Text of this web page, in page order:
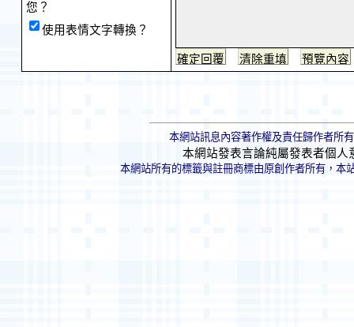
您？
使用表情文字轉換？
本網站訊息內容著作權及責任歸作者所
本網站發表言論純屬發表者個人
本網站所有的標籤與註冊商標由原創作者所有，本